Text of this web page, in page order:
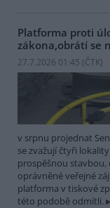
Platforma proti
zákona,obrátí se
27.7.2026 01:45 (ČTK)
v srpnu projednat
se zvažují čtyři
prospěšnou stavbou,
oprávněné veřejné
platforma v tiskové
této podobě odmítli.